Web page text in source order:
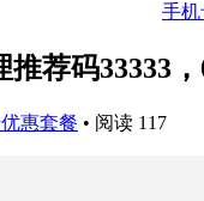
手机
荐码33333
惠套餐 • 阅读 117